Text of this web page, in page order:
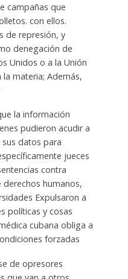
campañas que
con ellos.
de represión, y
denegación de
Unidos o a la Unión
la materia; Además,
la información
pudieron acudir a
datos para
jueces
contra
humanos,
Expulsaron a
políticas y cosas
cubana obliga a
forzadas
de opresores